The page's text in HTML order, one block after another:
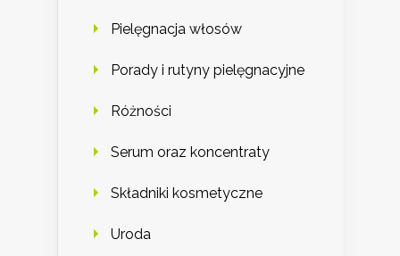
Pielęgnacja włosów
Porady i rutyny pielęgnacyjne
Różności
Serum oraz koncentraty
Składniki kosmetyczne
Uroda